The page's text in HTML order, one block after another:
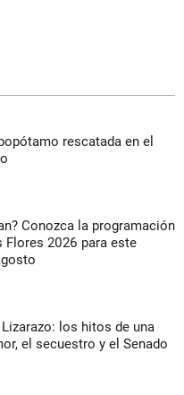
rescatada en el
Conozca la programación
Flores 2026 para este
los hitos de una
el secuestro y el Senado